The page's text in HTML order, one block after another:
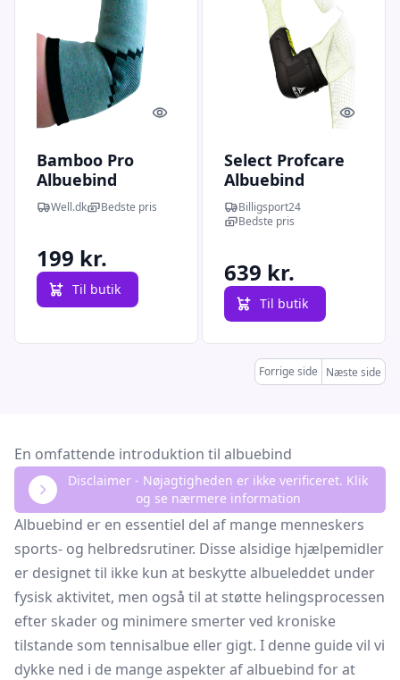
Quick look
Bamboo Pro
Albuebind
Medium (1 stk)
Well.dk Bedste pris
199 kr.
Til butik
Quick
Select Profcare
Albuebind
M/Skinne
Billigsport24
Bedste pris
639 kr.
Til butik
Forrige side Næste side
En omfattende introduktion til albuebind
Disclaimer - Nøjagtigheden er ikke verificeret. Klik
og se nærmere information
Albuebind er en essentiel del af mange menneskers
sports- og helbredsrutiner. Disse alsidige hjælpemidler
er designet til ikke kun at beskytte albueleddet under
fysisk aktivitet, men også til at støtte helingsprocessen
efter skader og minimere smerter ved kroniske
tilstande som tennisalbue eller gigt. I denne guide vil vi
dykke ned i de mange aspekter af albuebind for at